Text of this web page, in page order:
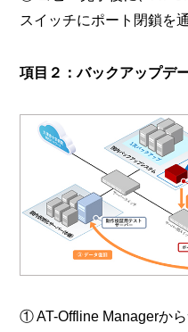
スイッチにポート閉鎖を
項目２：バックアップデ
① AT-Offline Managerか